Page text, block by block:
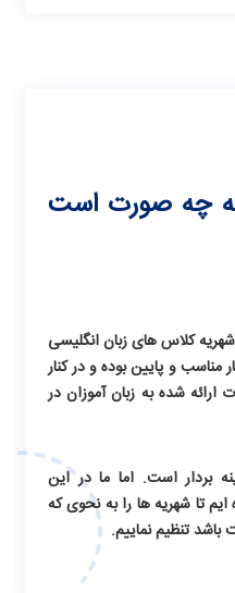
چه صورت است
کلاس های زبان انگلیسی
مناسب و پایین بوده و در کنار
شده به زبان آموزان در
بردار است. اما ما در این
تا شهریه ها را به نحوی که
باشد تنظیم نماییم.